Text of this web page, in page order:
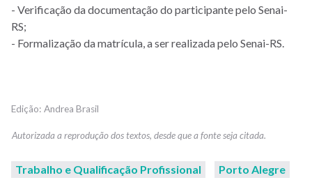
- Verificação da documentação do participante pelo Senai-
RS;
- Formalização da matrícula, a ser realizada pelo Senai-RS.
Andrea Brasil
Trabalho e Qualificação Profissional
Porto Alegre